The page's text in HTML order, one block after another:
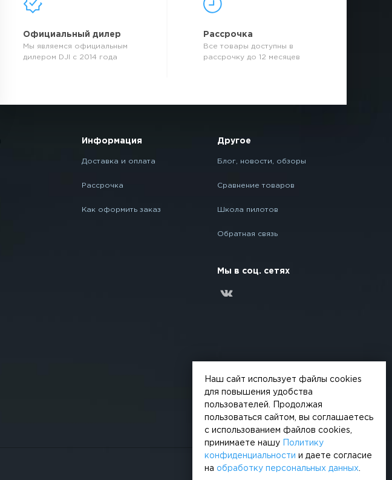
Официальный дилер
Мы являемся официальным
дилером DJI с 2014 года
Рассрочка
Все товары доступны в
рассрочку до 12 месяцев
Информация
Доставка и оплата
Рассрочка
Как оформить заказ
Другое
Блог, новости, обзоры
Сравнение товаров
Школа пилотов
Обратная связь
Мы в соц. сетях
Наш сайт использует файлы cookies
для повышения удобства
пользователей. Продолжая
пользоваться сайтом, вы соглашаетесь
с использованием файлов cookies,
принимаете нашу
Политику
конфиденциальности
и даете согласие
на обработку персональных данных